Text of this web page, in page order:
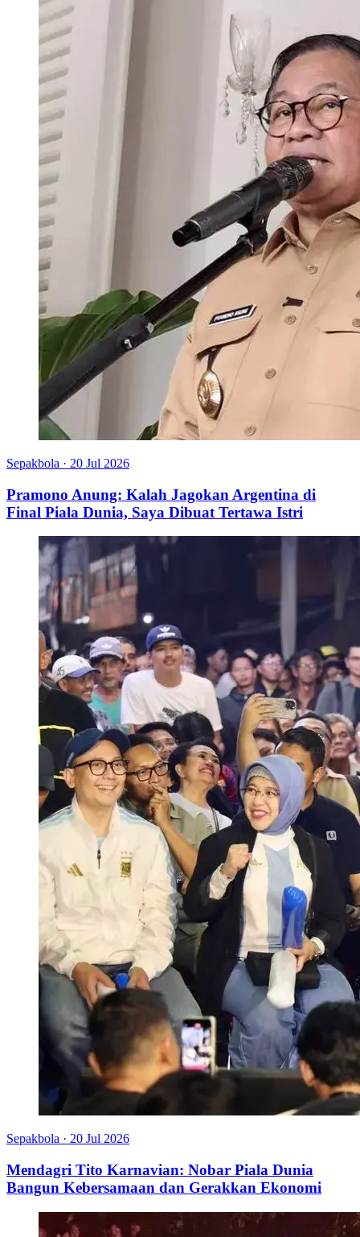
Sepakbola · 20 Jul 2026
Pramono Anung: Kalah Jagokan Argentina di
Final Piala Dunia, Saya Dibuat Tertawa Istri
Sepakbola · 20 Jul 2026
Mendagri Tito Karnavian: Nobar Piala Dunia
Bangun Kebersamaan dan Gerakkan Ekonomi